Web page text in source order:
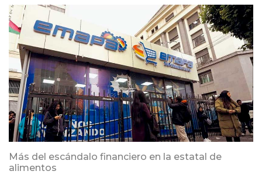
Más del escándalo financiero en la estatal de
alimentos